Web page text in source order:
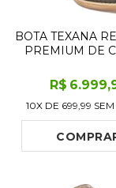
BOTA TEXANA
PREMIUM DE
MARROM
EDITION - CANO
BICO
SOLADO DE
R$ 6.999
10X DE 699,99